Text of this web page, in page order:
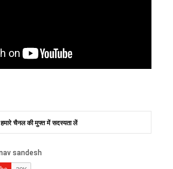
हमारे चैनल की मुफ्त में सदस्यता लें